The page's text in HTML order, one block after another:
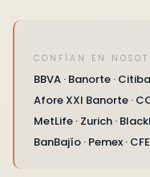
CONFÍAN EN
BBVA · Banorte ·
Afore XXI Banorte ·
MetLife · Zurich ·
BanBajío · Pemex ·